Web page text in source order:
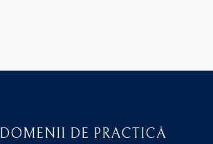
DOMENII DE PRACTICĂ